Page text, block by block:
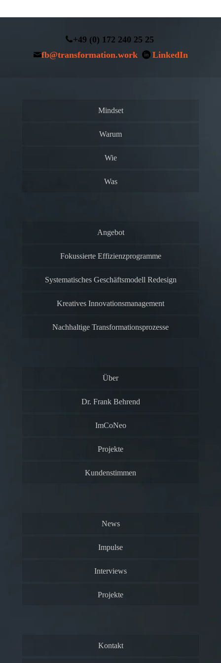
+49 (0) 172 240 25 25
fb@transformation.work
LinkedIn
Mindset
Warum
Wie
Was
Angebot
Fokussierte Effizienzprogramme
Systematisches Geschäftsmodell Redesign
Kreatives Innovationsmanagement
Nachhaltige Transformationsprozesse
Über
Dr. Frank Behrend
ImCoNeo
Projekte
Kundenstimmen
News
Impulse
Interviews
Projekte
Kontakt